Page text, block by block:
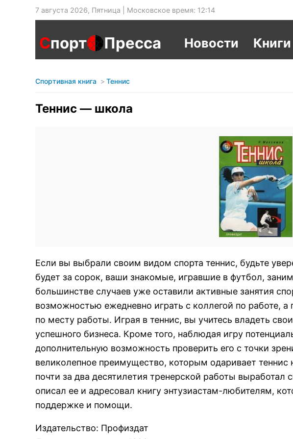
7 августа 2026, Пятница | Московское время: 12:14
Спорт Пресса Новости Книги
Спортивная книга Теннис
Теннис — школа
Если вы выбрали своим видом спорта теннис, будьте
будет за сорок, ваши знакомые, игравшие в футбол,
большинстве случаев уже оставили активные занятия
возможностью ежедневно играть с коллегой по работе, а
по месту работы. Играя в теннис, вы учитесь владеть
успешного бизнеса. Кроме того, наблюдая игру
дополнительную возможность проверить его с точки
великолепное преимущество, которым одаривает теннис
почти за два десятилетия тренерской работы выработал
описал ее и адресовал книгу энтузиастам-любителям,
поддержке и помощи.
Издательство: Профиздат